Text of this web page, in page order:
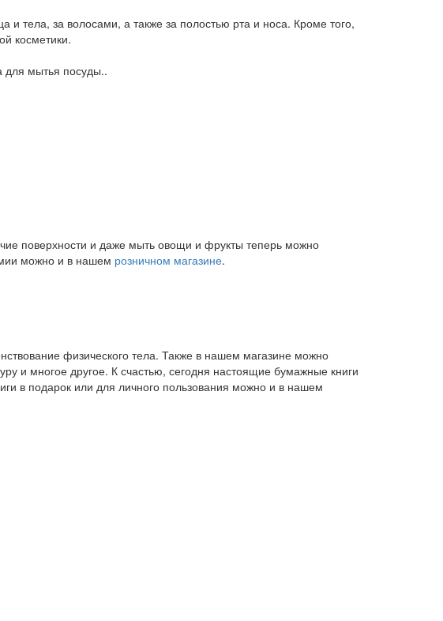
тела, за волосами, а также за полостью рта и носа. Кроме того,
косметики.
для мытья посуды..
поверхности и даже мыть овощи и фрукты теперь можно
можно и в нашем розничном магазине.
физического тела. Также в нашем магазине можно
и многое другое. К счастью, сегодня настоящие бумажные книги
в подарок или для личного пользования можно и в нашем